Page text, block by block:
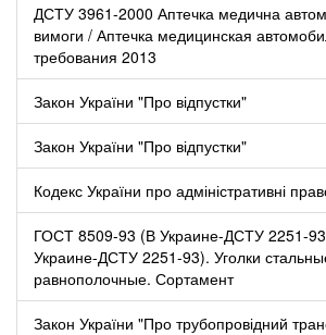
ДСТУ 3961-2000 Аптечка медична
вимоги / Аптечка медицинская
требования 2013
Закон України "Про відпустки"
Закон України "Про відпустки"
Кодекс України про адміністративні
ГОСТ 8509-93 (В Украине-ДСТУ 2251-
Украине-ДСТУ 2251-93). Уголки
равнополочные. Сортамент
Закон України "Про трубопровідний